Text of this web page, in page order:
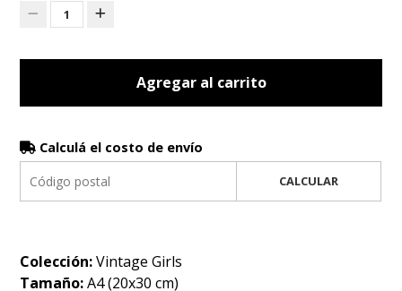
1
Agregar al carrito
Calculá el costo de envío
CALCULAR
Colección:Vintage Girls
Tamaño:A4 (20x30 cm)